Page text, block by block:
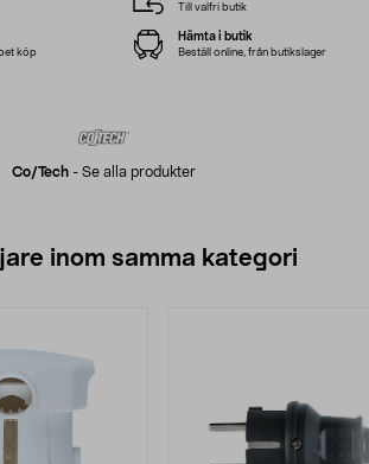
Co/tech- Se alla produkter
Till valfri butik
köp
Hämta i butik
Beställ online, från butikslager
inom samma kategori